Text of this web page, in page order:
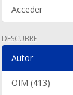
Acceder
DESCUBRE
Autor
OIM (413)